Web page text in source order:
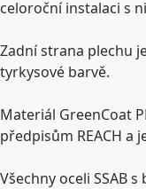
celoroční instalaci s
Zadní strana plechu
tyrkysové barvě.
Materiál GreenCoat
předpisům REACH a
Všechny oceli SSAB